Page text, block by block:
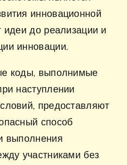
инновационной
идеи до реализации и
инновации.
коды, выполнимые
наступлении
предоставляют
способ
выполнения
участниками без